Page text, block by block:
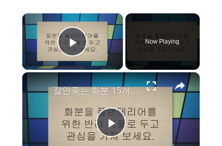
×
Play Video
Now Playing
×
P
잘안죽는 화분 15개, 이것만 관리하면 끝!